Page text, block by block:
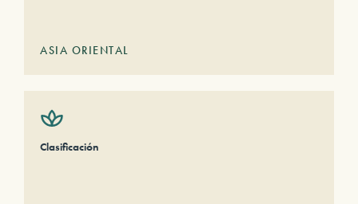
ASIA ORIENTAL
Clasificación